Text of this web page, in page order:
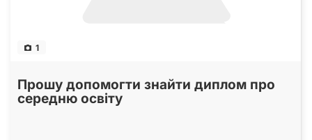
1
Прошу допомогти знайти диплом про
середню освіту